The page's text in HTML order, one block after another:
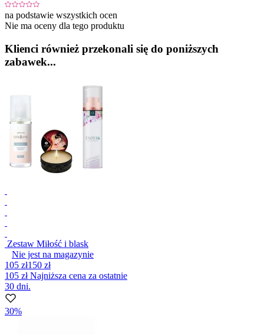
na podstawie wszystkich ocen
Nie ma oceny dla tego produktu
Klienci również przekonali się do poniższych
zabawek...
Zestaw Miłość i blask
Nie jest na magazynie
105 zł150 zł
105 złNajniższa cena za ostatnie
30 dni.
30%